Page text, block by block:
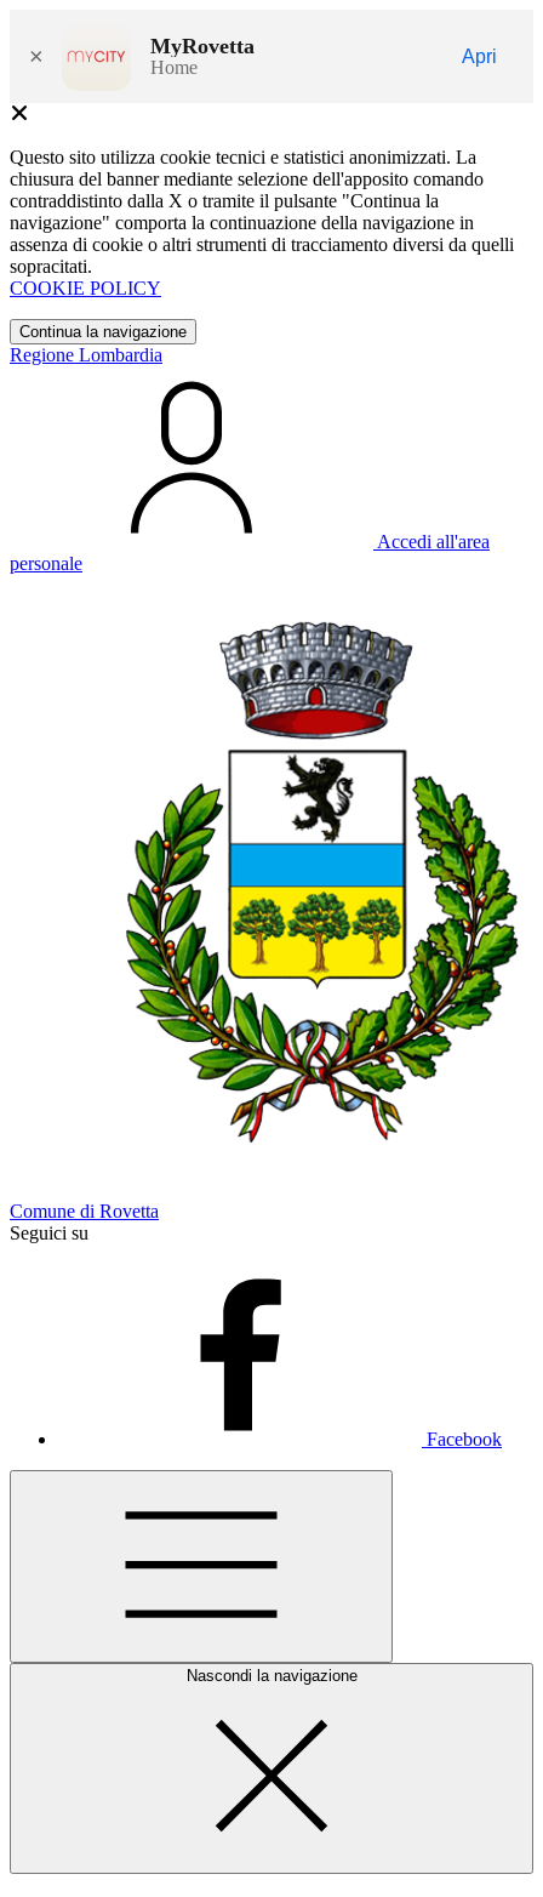
× MyRovetta
Home
Apri
Questo sito utilizza cookie tecnici e statistici anonimizzati. La
chiusura del banner mediante selezione dell'apposito comando
contraddistinto dalla X o tramite il pulsante "Continua la
navigazione" comporta la continuazione della navigazione in
assenza di cookie o altri strumenti di tracciamento diversi da quelli
sopracitati.
COOKIE POLICY
Continua la navigazione
Regione Lombardia
Accedi all'area
personale
Comune di Rovetta
Seguici su
Facebook
Nascondi la navigazione